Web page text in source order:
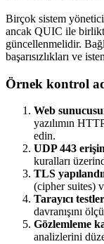
Birçok sistem
ancak QUIC ile
güncellenmelidir.
başarısızlıkları ve
Örnek kontrol
Web
yazılımın
edin.
UDP 443
kuralları
TLS
(cipher suites)
Tarayıcı
davranışını
Gözlemleme
analizlerini